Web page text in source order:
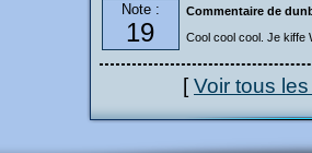
Note :
19
Commentaire de
Cool cool cool. Je kiffe
[Voir tous